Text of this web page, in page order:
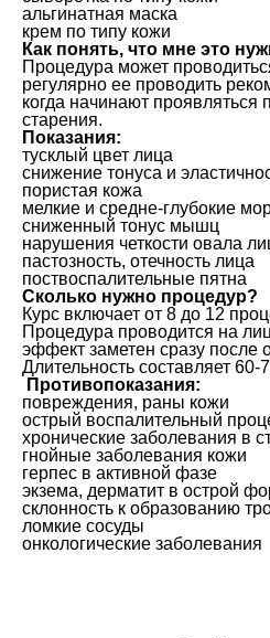
альгинатная маска
крем по типу кожи
Как понять, что мне это
Процедура может
регулярно ее проводить
когда начинают проявляться
старения.
Показания:
тусклый цвет лица
снижение тонуса и
пористая кожа
мелкие и средне-глубокие
сниженный тонус мышц
нарушения четкости овала
пастозность, отечность лица
поствоспалительные пятна
Сколько нужно процедур?
Курс включает от 8 до 12
Процедура проводится на
эффект заметен сразу после
Длительность составляет 60-
Противопоказания:
повреждения, раны кожи
острый воспалительный
хронические заболевания в
гнойные заболевания кожи
герпес в активной фазе
экзема, дерматит в острой
склонность к образованию
ломкие сосуды
онкологические заболевания